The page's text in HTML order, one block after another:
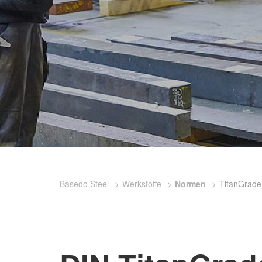
Basedo Steel Werkstoffe Normen